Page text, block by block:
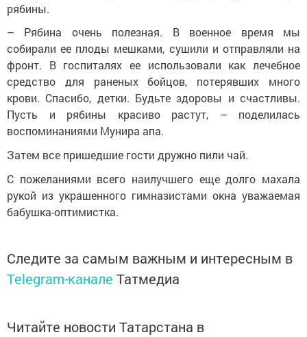
рябины.
– Рябина очень полезная. В военное время мы
собирали ее плоды мешками, сушили и отправляли на
фронт. В госпиталях ее использовали как лечебное
средство для раненых бойцов, потерявших много
крови. Спасибо, детки. Будьте здоровы и счастливы.
Пусть и рябины красиво растут, – поделилась
воспоминаниями Мунира апа.
Затем все пришедшие гости дружно пили чай.
С пожеланиями всего наилучшего еще долго махала
рукой из украшенного гимназистами окна уважаемая
бабушка-оптимистка.
Следите за самым важным и интересным в
Telegram-канале Татмедиа
Читайте новости Татарстана в